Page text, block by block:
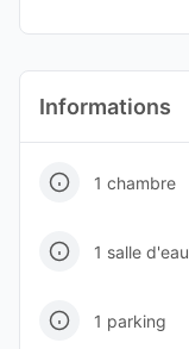
Informations
1 chambre
1 salle d'eau
1 parking